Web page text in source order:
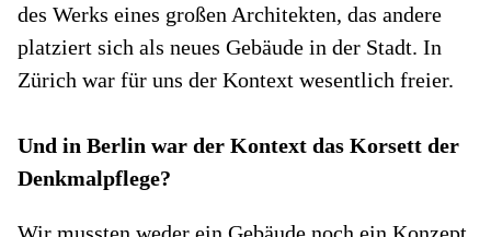
des Werks eines großen Architekten, das andere
platziert sich als neues Gebäude in der Stadt. In
Zürich war für uns der Kontext wesentlich freier.
Und in Berlin war der Kontext das Korsett der
Denkmalpflege?